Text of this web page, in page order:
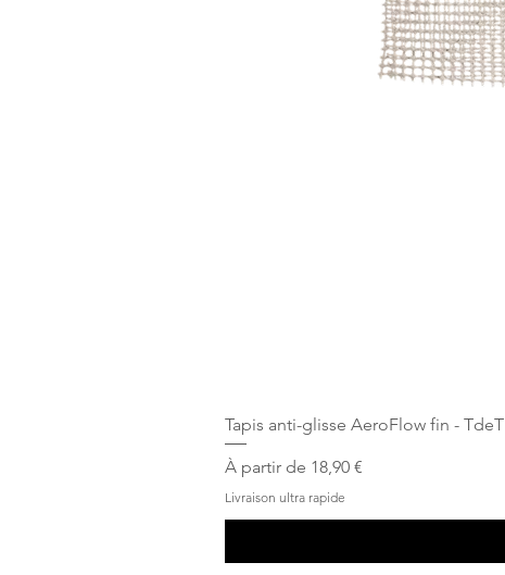
Tapis anti-glisse AeroFlow fin - TdeT
À partir de 18,90 €
Prix promotionnel
Livraison ultra rapide